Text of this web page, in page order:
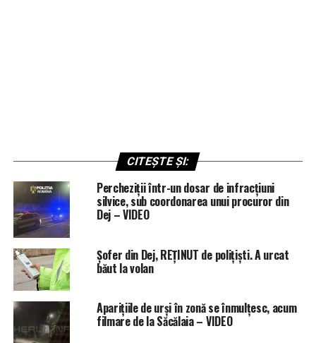
CITEȘTE ȘI:
Percheziții într-un dosar de infracțiuni
silvice, sub coordonarea unui procuror din
Dej – VIDEO
Șofer din Dej, REȚINUT de polițiști. A urcat
băut la volan
Aparițiile de urși în zonă se înmulțesc, acum
filmare de la Săcălaia – VIDEO